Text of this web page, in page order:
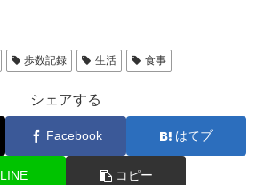
歩数記録 生活 食事
シェアする
Facebook はてブ
LINE コピー